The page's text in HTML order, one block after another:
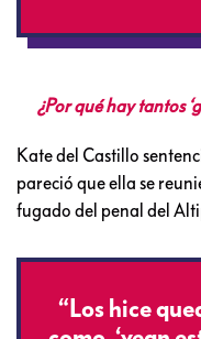
¿Por qué hay tantos
Kate del Castillo
pareció que ella se
fugado del penal del
“Los hice